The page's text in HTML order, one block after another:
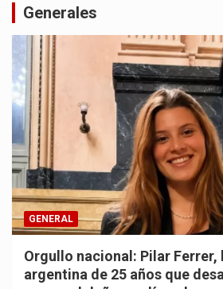
Generales
GENERAL
Orgullo nacional: Pilar
argentina de 25 años que